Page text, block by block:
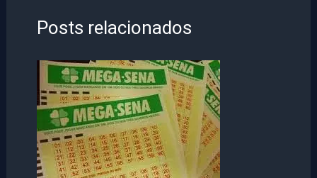
Posts relacionados